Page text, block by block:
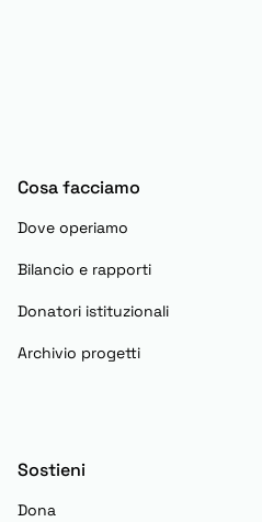
Cosa facciamo
Dove operiamo
Bilancio e rapporti
Donatori istituzionali
Archivio progetti
Sostieni
Dona